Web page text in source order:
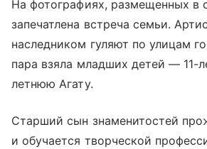
На фотографиях, размещенных в
запечатлена встреча семьи.
наследником гуляют по улицам
пара взяла младших детей — 11-
летнюю Агату.
Старший сын знаменитостей
и обучается творческой